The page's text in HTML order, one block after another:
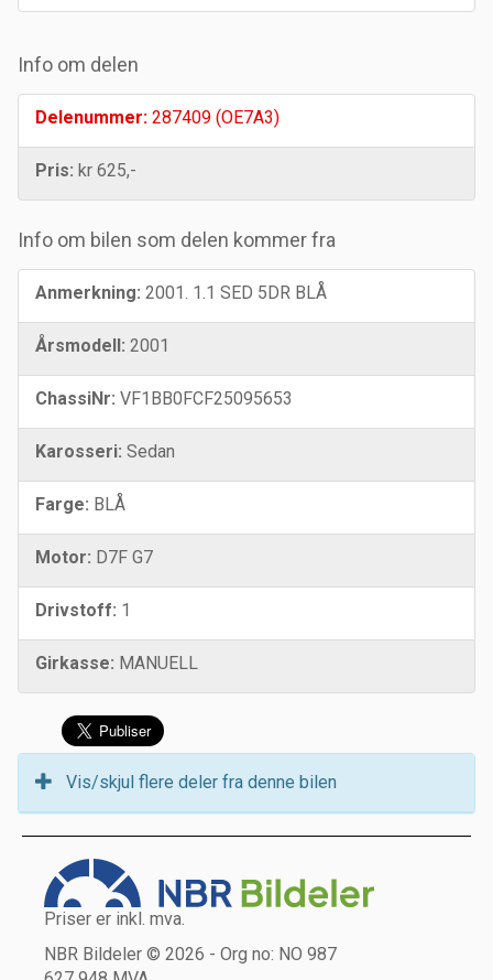
Info om delen
Delenummer: 287409 (OE7A3)
Pris: kr 625,-
Info om bilen som delen kommer fra
Anmerkning: 2001. 1.1 SED 5DR BLÅ
Årsmodell: 2001
ChassiNr: VF1BB0FCF25095653
Karosseri: Sedan
Farge: BLÅ
Motor: D7F G7
Drivstoff: 1
Girkasse: MANUELL
Vis/skjul flere deler fra denne bilen
Priser er inkl. mva.
NBR Bildeler © 2026 - Org no: NO 987